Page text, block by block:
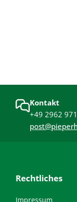
Kontakt
+49 2962
Rechtliches
Impressum